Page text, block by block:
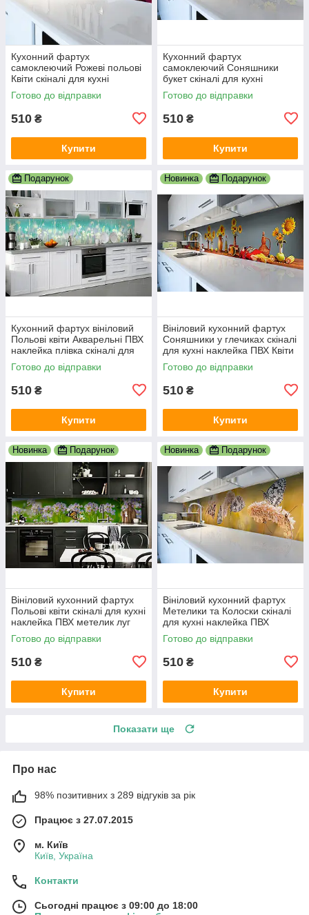
Кухонний фартух
самоклеючий Рожеві польові
Квіти скіналі для кухні
наклейка ПВХ абстракція
600х2000 мм
Готово до відправки
510 ₴
Купити
Кухонний фартух
самоклеючий Соняшники
букет скіналі для кухні
наклейка ПВХ квіти жовтий
600х2000 мм
Готово до відправки
510 ₴
Купити
Подарунок
Кухонний фартух вініловий
Польові квіти Акварельні ПВХ
наклейка плівка скіналі для
кухні бірюза 600х2000 мм
Готово до відправки
510 ₴
Купити
Новинка Подарунок
Вініловий кухонний фартух
Соняшники у глечиках скіналі
для кухні наклейка ПВХ Квіти
Блакитний 600х2000 мм
Готово до відправки
510 ₴
Купити
Новинка Подарунок
Вініловий кухонний фартух
Польові квіти скіналі для кухні
наклейка ПВХ метелик луг
Зелений 600х2000 мм
Готово до відправки
510 ₴
Купити
Новинка Подарунок
Вініловий кухонний фартух
Метелики та Колоски скіналі
для кухні наклейка ПВХ
польові квіти Бежевий
600х2000 мм
Готово до відправки
510 ₴
Купити
Показати ще
Про нас
98% позитивних з 289 відгуків за рік
Працює з 27.07.2015
м. Київ
Київ, Україна
Контакти
Сьогодні працює з 09:00 до 18:00